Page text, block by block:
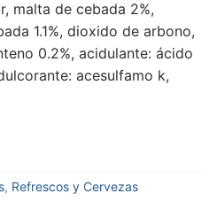
malta de cebada 2%,
1.1%, dioxido de arbono,
0.2%, acidulante: ácido
acesulfamo k,
, Refrescos y Cervezas